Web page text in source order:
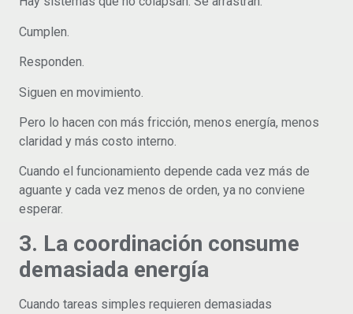
Cumplen.
Responden.
Siguen en movimiento.
Pero lo hacen con más fricción, menos energía, menos
claridad y más costo interno.
Cuando el funcionamiento depende cada vez más de
aguante y cada vez menos de orden, ya no conviene
esperar.
3. La coordinación consume
demasiada energía
Cuando tareas simples requieren demasiadas